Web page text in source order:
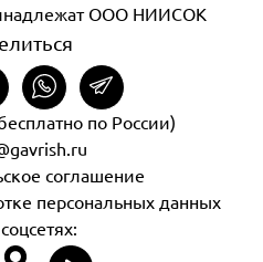
ООО НИИСОК
по России)
соглашение
персональных данных